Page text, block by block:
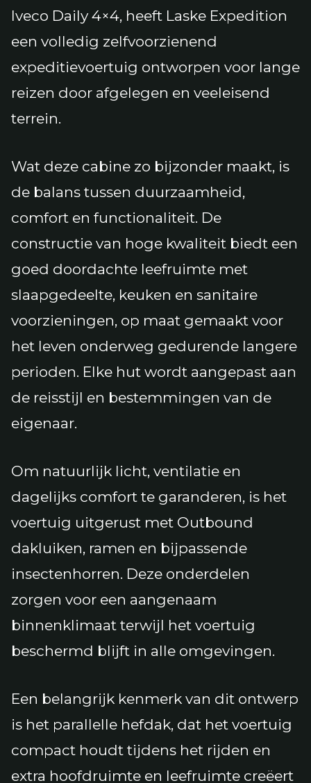
Iveco Daily 4×4, heeft Laske Expedition
een volledig zelfvoorzienend
expeditievoertuig ontworpen voor lange
reizen door afgelegen en veeleisend
terrein.
Wat deze cabine zo bijzonder maakt, is
de balans tussen duurzaamheid,
comfort en functionaliteit. De
constructie van hoge kwaliteit biedt een
goed doordachte leefruimte met
slaapgedeelte, keuken en sanitaire
voorzieningen, op maat gemaakt voor
het leven onderweg gedurende langere
perioden. Elke hut wordt aangepast aan
de reisstijl en bestemmingen van de
eigenaar.
Om natuurlijk licht, ventilatie en
dagelijks comfort te garanderen, is het
voertuig uitgerust met Outbound
dakluiken, ramen en bijpassende
insectenhorren. Deze onderdelen
zorgen voor een aangenaam
binnenklimaat terwijl het voertuig
beschermd blijft in alle omgevingen.
Een belangrijk kenmerk van dit ontwerp
is het parallelle hefdak, dat het voertuig
compact houdt tijdens het rijden en
extra hoofdruimte en leefruimte creëert